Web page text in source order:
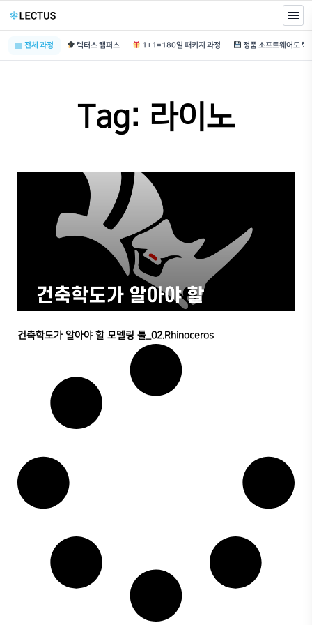
전체 과정 렉터스 캠퍼스 1+1=180일 패키지 과정
Tag: 라이노
건축학도가 알아야 할 모델링 툴_02.Rhinoceros